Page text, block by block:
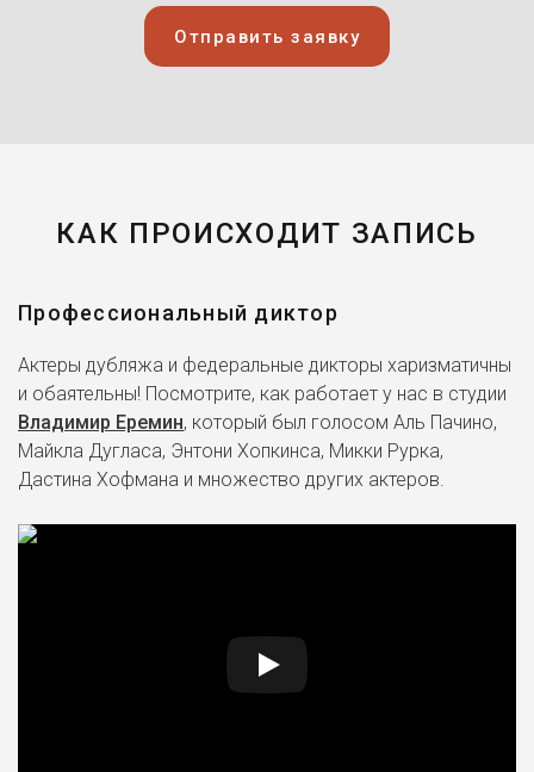
Отправить заявку
КАК ПРОИСХОДИТ ЗАПИСЬ
Профессиональный диктор
Актеры дубляжа и федеральные дикторы харизматичны
и обаятельны! Посмотрите, как работает у нас в студии
Владимир Еремин, который был голосом Аль Пачино,
Майкла Дугласа, Энтони Хопкинса, Микки Рурка,
Дастина Хофмана и множество других актеров.